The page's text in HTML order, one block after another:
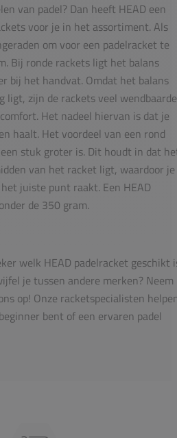
van padel? Dan heeft HEAD een
voor je in het assortiment. Als
om voor een padelracket te
Bij ronde rackets ligt het balans
bij het handvat. Omdat het balans
ligt, zijn de rackets veel
Het nadeel hiervan is dat je
haalt. Het voordeel van een rond
stuk groter is. Dit houdt in dat
van het racket ligt, waardoor je
juiste punt raakt. Een HEAD
de 350 gram.
welk HEAD padelracket geschikt
je tussen andere merken? Neem
op! Onze racketspecialisten
bent of een ervaren padel